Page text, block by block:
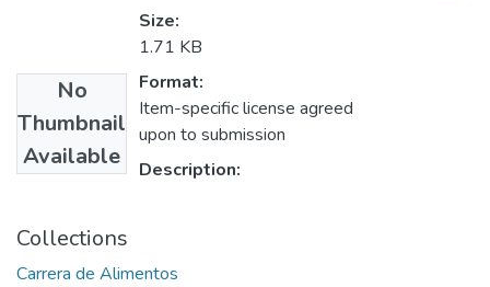
No
Thumbnail
Available
Size:
1.71 KB
Format:
Item-specific license agreed
upon to submission
Description:
Collections
Carrera de Alimentos